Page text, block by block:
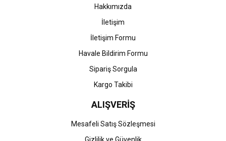
Gönder
Hakkımızda
İletişim
İletişim Formu
Havale Bildirim Formu
Sipariş Sorgula
Kargo Takibi
ALIŞVERİŞ
Mesafeli Satış Sözleşmesi